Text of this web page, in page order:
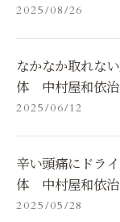
2025/08/26
なかなか取れな
体 中村屋和依治
2025/06/12
辛い頭痛にドラ
体 中村屋和依治
2025/05/28